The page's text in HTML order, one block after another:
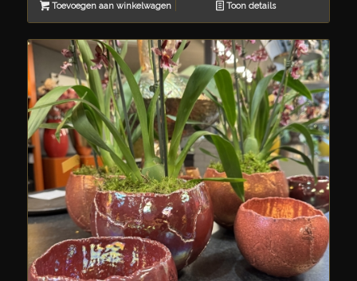
Toevoegen aan winkelwagen Toon details